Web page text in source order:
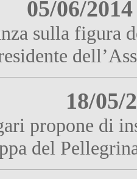
05/06/2014
sulla figura
18/05/
propone di
del